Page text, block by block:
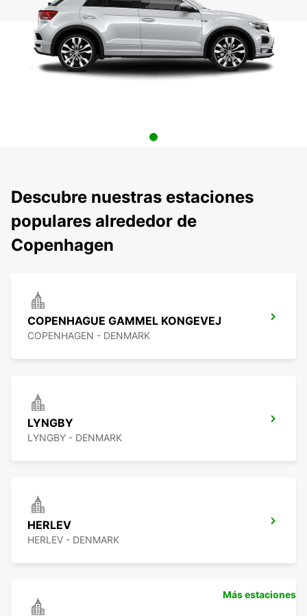
Descubre nuestras estaciones
populares alrededor de
Copenhagen
COPENHAGUE GAMMEL KONGEVEJ
COPENHAGEN - DENMARK
LYNGBY
LYNGBY - DENMARK
HERLEV
HERLEV - DENMARK
Más estaciones